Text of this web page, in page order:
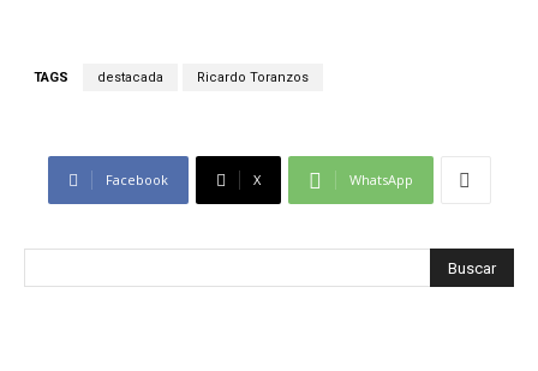
TAGS destacada Ricardo Toranzos
Facebook X WhatsApp